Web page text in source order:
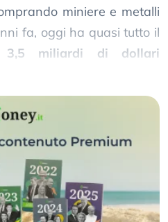
miniere e metalli
fa, oggi ha quasi tutto il
3,5 miliardi di dollari